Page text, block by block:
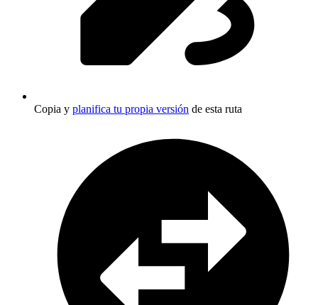
Copia y planifica tu propia versión de esta ruta